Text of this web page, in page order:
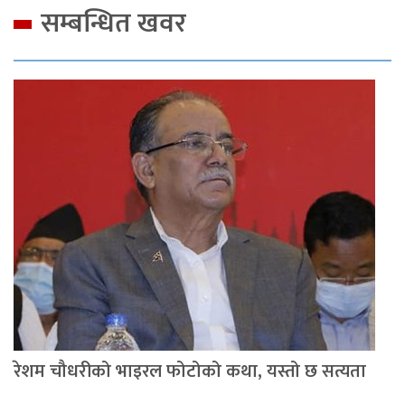
सम्बन्धित खवर
रेशम चौधरीको भाइरल फोटोको कथा, यस्तो छ सत्यता